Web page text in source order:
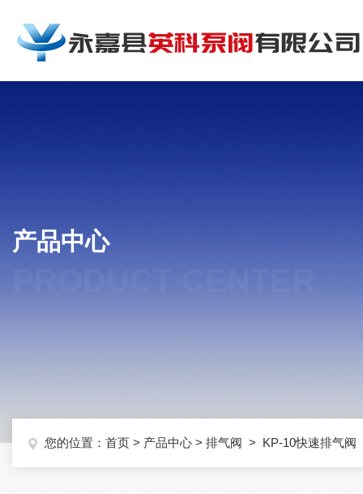
产品中心
您的位置： 首页 > 产品中心 > 排气阀 > KP-10快速排气阀